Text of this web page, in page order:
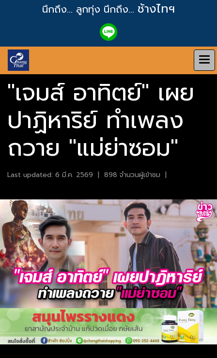
นึกถึง... ลูกทุ่ง นึกถึง... ช้างไทฯ
"เจมส์ อาทิตย์" เผย
ปาฏิหาริย์ ทำเพลง
ถวาย "แม่ย่าซอม"
Last updated: 6 มี.ค. 2569 | 898 จำนวนผู้เข้าชม |